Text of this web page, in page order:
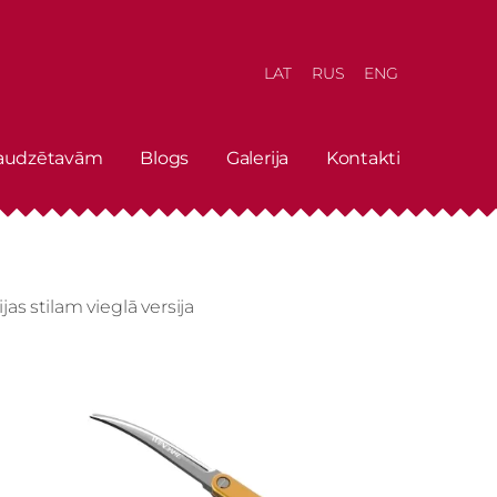
Blogs Galerija Kontakti
LAT RUS ENG
stilam vieglā versija